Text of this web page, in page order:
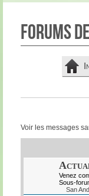
Forums
Voir les messages
Venez
Sous-
San